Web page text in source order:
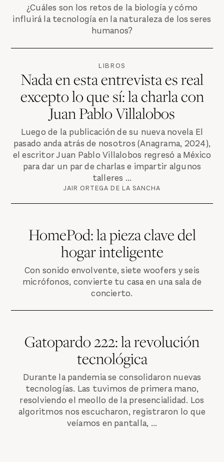
¿Cuáles son los retos de la biología y cómo
influirá la tecnología en la naturaleza de los seres
humanos?
LIBROS
Nada en esta entrevista es real
excepto lo que sí: la charla con
Juan Pablo Villalobos
Luego de la publicación de su nueva novela El
pasado anda atrás de nosotros (Anagrama, 2024),
el escritor Juan Pablo Villalobos regresó a México
para dar un par de charlas e impartir algunos
talleres ...
JAIR ORTEGA DE LA SANCHA
HomePod: la pieza clave del
hogar inteligente
Con sonido envolvente, siete woofers y seis
micrófonos, convierte tu casa en una sala de
concierto.
Gatopardo 222: la revolución
tecnológica
Durante la pandemia se consolidaron nuevas
tecnologías. Las tuvimos de primera mano,
resolviendo el meollo de la presencialidad. Los
algoritmos nos escucharon, registraron lo que
veíamos en pantalla, ...